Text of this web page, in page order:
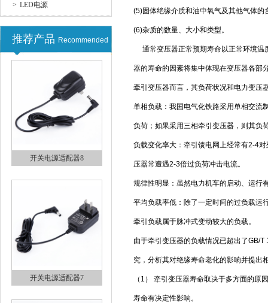
> LED电源
推荐产品 Recommended
开关电源适配器9
开关电源适配器8
开关电源适配器7
(5)固体绝缘介质和油中氧气及其他气体的
(6)杂质的数量、大小和类型。
通常变压器正常预期寿命以正常环境温
器的寿命的因素将集中体现在变压器各部
牵引变压器而言，其负荷状况和电力变压
单相负载：我国电气化铁路采用单相交流
负荷；如果采用三相牵引变压器，则其负
负载变化率大：牵引馈电网上经常有2-4
压器常遭遇2-3倍过负荷冲击电流。
规律性明显：虽然电力机车的启动、运行
平均负载率低：除了一定时间的过负载运
牵引负载属于脉冲式变动较大的负载。
由于牵引变压器的负载情况已超出了GB/
究，分析其对绝缘寿命老化的影响并提出
（1） 牵引变压器寿命取决于多方面的
寿命有决定性影响。